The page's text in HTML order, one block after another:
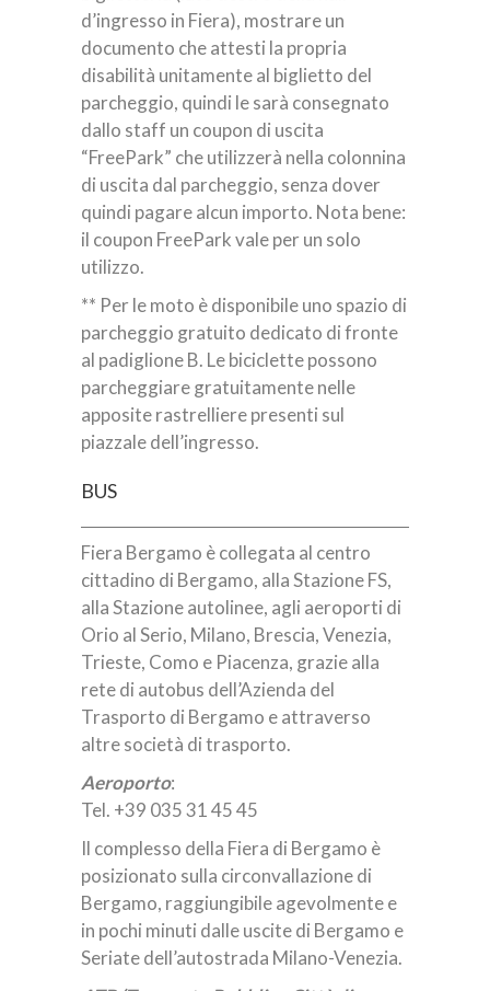
d’ingresso in Fiera), mostrare un
documento che attesti la propria
disabilità unitamente al biglietto del
parcheggio, quindi le sarà consegnato
dallo staff un coupon di uscita
“FreePark” che utilizzerà nella colonnina
di uscita dal parcheggio, senza dover
quindi pagare alcun importo. Nota bene:
il coupon FreePark vale per un solo
utilizzo.
** Per le moto è disponibile uno spazio di
parcheggio gratuito dedicato di fronte
al padiglione B. Le biciclette possono
parcheggiare gratuitamente nelle
apposite rastrelliere presenti sul
piazzale dell’ingresso.
BUS
Fiera Bergamo è collegata al centro
cittadino di Bergamo, alla Stazione FS,
alla Stazione autolinee, agli aeroporti di
Orio al Serio, Milano, Brescia, Venezia,
Trieste, Como e Piacenza, grazie alla
rete di autobus dell’Azienda del
Trasporto di Bergamo e attraverso
altre società di trasporto.
Aeroporto:
Tel. +39 035 31 45 45
Il complesso della Fiera di Bergamo è
posizionato sulla circonvallazione di
Bergamo, raggiungibile agevolmente e
in pochi minuti dalle uscite di Bergamo e
Seriate dell’autostrada Milano-Venezia.